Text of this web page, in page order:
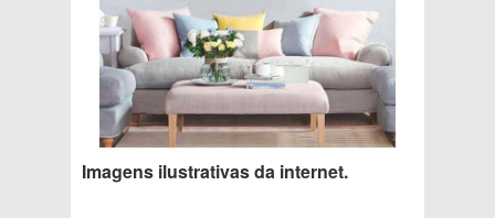
Imagens ilustrativas da internet.